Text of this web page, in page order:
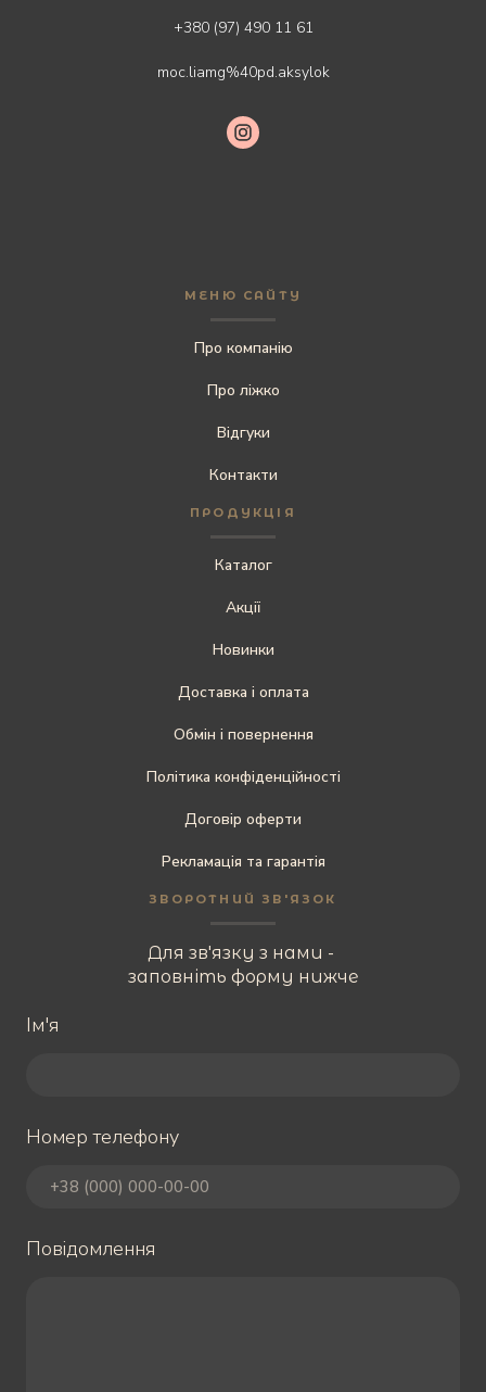
+380 (97) 490 11 61
moc.liamg%40pd.aksylok
МЕНЮ САЙТУ
Про компанію
Про ліжко
Відгуки
Контакти
ПРОДУКЦІЯ
Каталог
Акції
Новинки
Доставка і оплата
Обмін і повернення
Політика конфіденційності
Договір оферти
Рекламація та гарантія
ЗВОРОТНИЙ ЗВ'ЯЗОК
Для зв'язку з нами -
заповніть форму нижче
Ім'я
Номер телефону
Повідомлення